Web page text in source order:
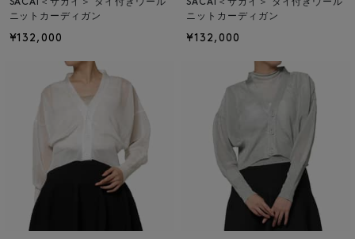
SACAI＜サカイ＞ タイ付きウール
ニットカーディガン
¥132,000
SACAI＜サカイ＞ タイ付きウール
ニットカーディガン
¥132,000